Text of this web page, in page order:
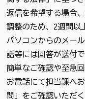
返信を希望する場合
調整のため、2週間以
パソコンからのメー
話等には回答が送付
簡単なご確認や至急
お電話にて担当課へ
問」をご確認いただ